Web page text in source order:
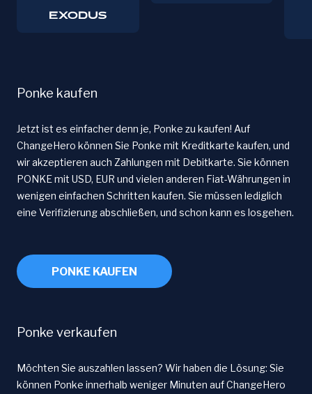
Ponke kaufen
Jetzt ist es einfacher denn je, Ponke zu kaufen! Auf
ChangeHero können Sie Ponke mit Kreditkarte kaufen, und
wir akzeptieren auch Zahlungen mit Debitkarte. Sie können
PONKE mit USD, EUR und vielen anderen Fiat-Währungen in
wenigen einfachen Schritten kaufen. Sie müssen lediglich
eine Verifizierung abschließen, und schon kann es losgehen.
PONKE KAUFEN
Ponke verkaufen
Möchten Sie auszahlen lassen? Wir haben die Lösung: Sie
können Ponke innerhalb weniger Minuten auf ChangeHero